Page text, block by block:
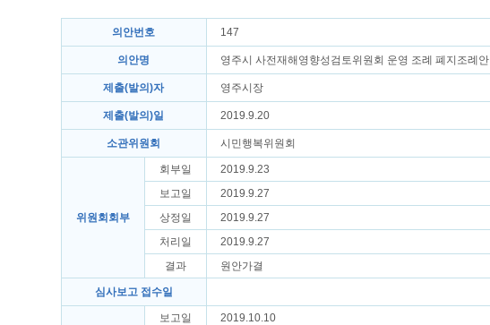
의안번호 147
의안명 영주시 사전재해영향성검토위원회 운영 조례 폐지조례안
제출(발의)자 영주시장
제출(발의)일 2019.9.20
소관위원회 시민행복위원회
위원회회부
회부일
2019.9.23
보고일
2019.9.27
상정일
2019.9.27
처리일
2019.9.27
결과
원안가결
심사보고 접수일
보고일
2019.10.10